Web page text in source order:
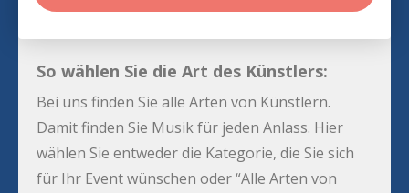
So wählen Sie die Art des Künstlers:
Bei uns finden Sie alle Arten von Künstlern.
Damit finden Sie Musik für jeden Anlass. Hier
wählen Sie entweder die Kategorie, die Sie sich
für Ihr Event wünschen oder “Alle Arten von